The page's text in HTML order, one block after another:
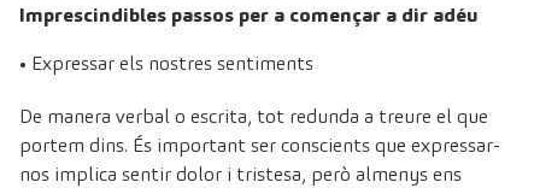
Imprescindibles passos per a començar a dir adéu
• Expressar els nostres sentiments
De manera verbal o escrita, tot redunda a treure el que
portem dins. És important ser conscients que expressar-
nos implica sentir dolor i tristesa, però almenys ens